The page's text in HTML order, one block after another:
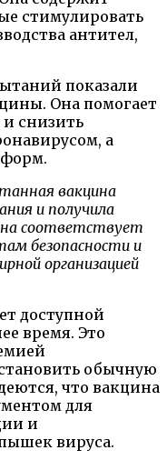
стимулировать
антител,
показали
Она помогает
снизить
а
вакцина
и получила
соответствует
безопасности и
организацией
доступной
время. Это
обычную
что вакцина
для
и
вируса.